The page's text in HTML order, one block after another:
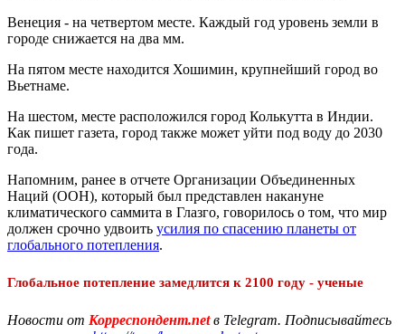
Венеция - на четвертом месте. Каждый год уровень земли в
городе снижается на два мм.
На пятом месте находится Хошимин, крупнейший город во
Вьетнаме.
На шестом, месте расположился город Колькутта в Индии.
Как пишет газета, город также может уйти под воду до 2030
года.
Напомним, ранее в отчете Организации Объединенных
Наций (ООН), который был представлен накануне
климатического саммита в Глазго, говорилось о том, что мир
должен срочно удвоить усилия по спасению планеты от
глобального потепления.
Глобальное потепление замедлится к 2100 году - ученые
Новости от Корреспондент.netв Telegram. Подписывайтесь